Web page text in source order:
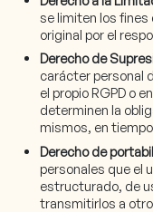
se limiten los
original por el
Derecho de
carácter personal
el propio RGPD o
determinen la
mismos, en
Derecho de
personales que el
estructurado, de
transmitirlos a